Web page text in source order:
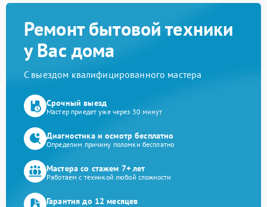
Ремонт бытовой техники
у Вас дома
С выездом квалифицированного мастера
Срочный выезд
Мастер приедет уже через 30 минут
Диагностика и осмотр бесплатно
Определим причину поломки бесплатно
Мастера со стажем 7+ лет
Работаем с техникой любой сложности
Гарантия до 12 месяцев